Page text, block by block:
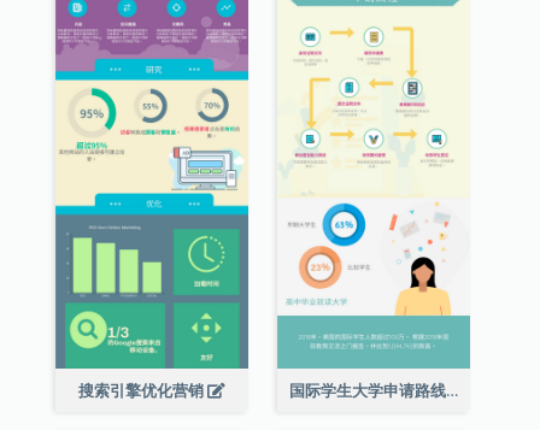
搜索引擎优化营销 国际学生大学申请路线图